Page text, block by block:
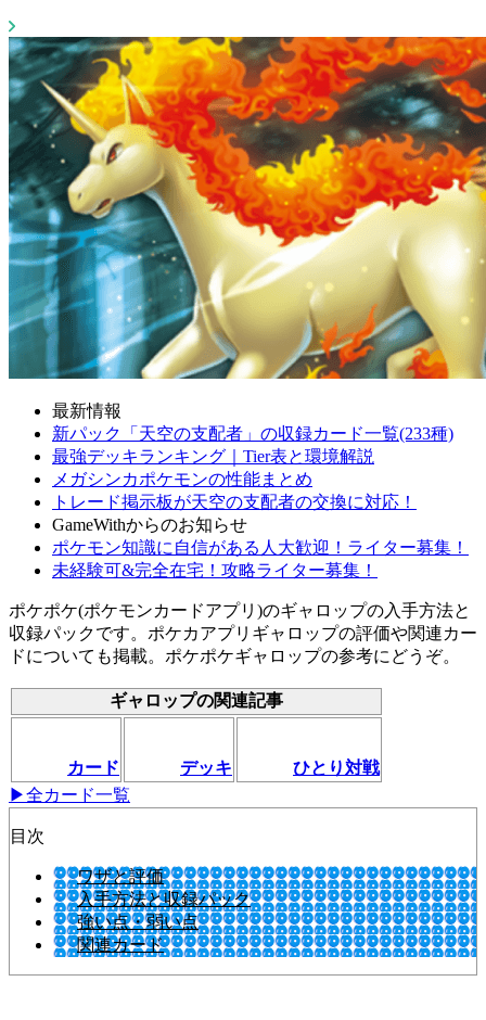
最新情報
新パック「天空の支配者」の収録カード一覧(233種)
最強デッキランキング｜Tier表と環境解説
メガシンカポケモンの性能まとめ
トレード掲示板が天空の支配者の交換に対応！
GameWithからのお知らせ
ポケモン知識に自信がある人大歓迎！ライター募集！
未経験可&完全在宅！攻略ライター募集！
ポケポケ(ポケモンカードアプリ)のギャロップの入手方法と
収録パックです。ポケカアプリギャロップの評価や関連カー
ドについても掲載。ポケポケギャロップの参考にどうぞ。
ギャロップの関連記事
カード デッキ
ひとり対戦
▶全カード一覧
目次
ワザと評価
入手方法と収録パック
強い点・弱い点
関連カード